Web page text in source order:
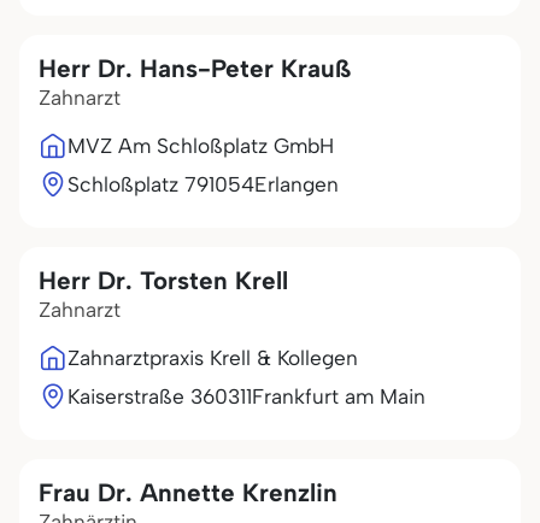
Herr Dr. Hans-Peter Krauß
Zahnarzt
MVZ Am Schloßplatz GmbH
Schloßplatz 791054Erlangen
Herr Dr. Torsten Krell
Zahnarzt
Zahnarztpraxis Krell & Kollegen
Kaiserstraße 360311Frankfurt am Main
Frau Dr. Annette Krenzlin